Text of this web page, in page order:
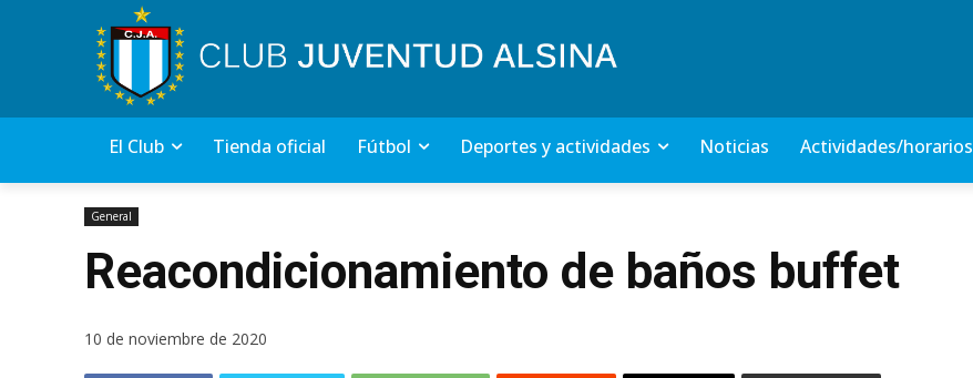
El Club Tienda oficial Fútbol Deportes y actividades Noticias Actividades/horarios
General
Reacondicionamiento de baños buffet
10 de noviembre de 2020